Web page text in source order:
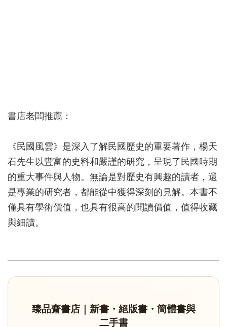
書店老闆推薦：
《民國風雲》是深入了解民國歷史的重要著作，楊天
石先生以豐富的史料和嚴謹的研究，呈現了民國時期
的重大事件與人物。無論是對歷史有興趣的讀者，還
是專業的研究者，都能從中獲得深刻的見解。本書不
僅具有學術價值，也具有很高的閱讀價值，值得收藏
與細讀。